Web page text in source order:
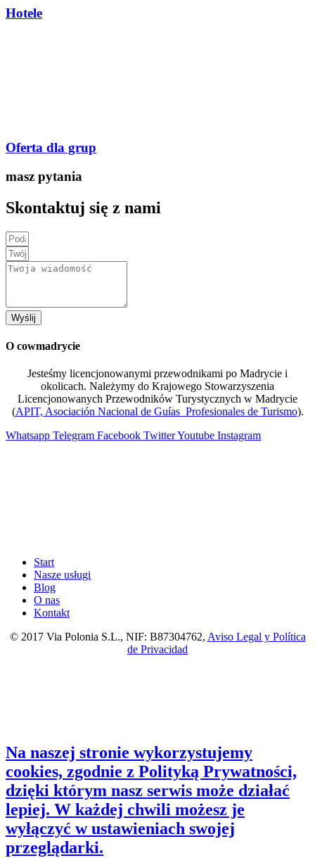
Hotele
Oferta dla grup
masz pytania
Skontaktuj się z nami
Wyślij
O cowmadrycie
Jesteśmy licencjonowanymi przewodnikami po Madrycie i
okolicach. Należymy do Krajowego Stowarzyszenia
Licencjonowanych Przewodników Turystycznych w Madrycie
(APIT, Asociación Nacional de Guías Profesionales de Turismo).
Whatsapp Telegram Facebook TwitterYoutube Instagram
Start
Nasze usługi
Blog
O nas
Kontakt
© 2017 Via Polonia S.L., NIF: B87304762, Aviso Legal y Política
de Privacidad
Na naszej stronie wykorzystujemy
cookies, zgodnie z Polityką Prywatności,
dzięki którym nasz serwis może działać
lepiej. W każdej chwili możesz je
wyłączyć w ustawieniach swojej
przeglądarki.